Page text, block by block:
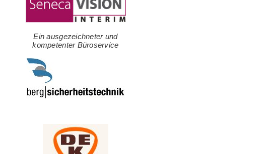
Ein ausgezeichneter und
kompetenter Büroservice